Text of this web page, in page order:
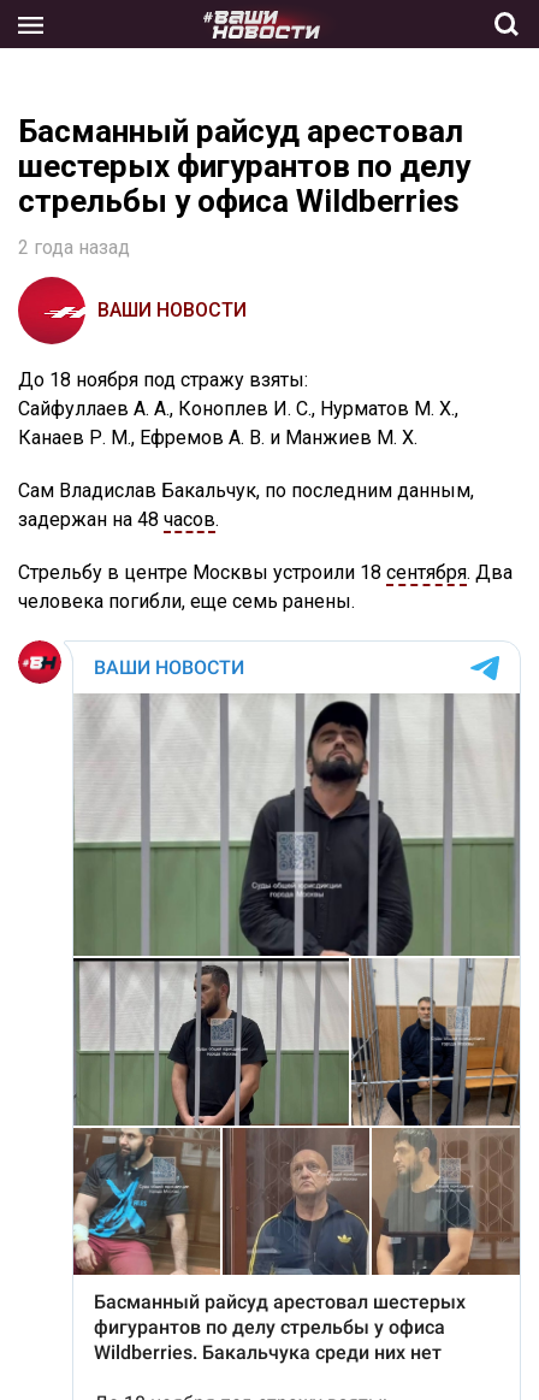
the
Басманный райсуд арестовал
шестерых фигурантов по делу
стрельбы у офиса Wildberries
2 года назад
ВАШИ НОВОСТИ
До 18 ноября под стражу взяты:
Сайфуллаев А. А., Коноплев И. С., Нурматов М. Х.,
Канаев Р. М., Ефремов А. В. и Манжиев М. Х.
Сам Владислав Бакальчук, по последним данным,
задержан на 48 часов.
Стрельбу в центре Москвы устроили 18 сентября. Два
человека погибли, еще семь ранены.